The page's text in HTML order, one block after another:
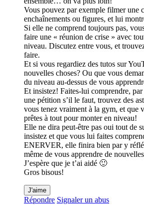
Vous pouvez par exemple filmer une
enchaînements ou figures, et lui
Si elle ne comprend toujours pas,
faire une « réunion de crise » avec
niveau. Discutez entre vous, et
faire.
Et si vous regardiez des tutos sur
nouvelles choses? Ou que vous
du niveau au-dessus de vous
Et insistez! Faites-lui comprendre,
une pétition s’il le faut, trouvez des
vous tenez vraiment à la gym, et que
prêtes à tout pour monter en niveau!
Elle ne dira peut-être pas oui tout de
insistez et que vous lui faites
ENERVER, elle finira bien par y
même de vous apprendre de
J’espère que je t’ai aidé 🙂
Gros bisous!
J'aime
Répondre Signaler un abus